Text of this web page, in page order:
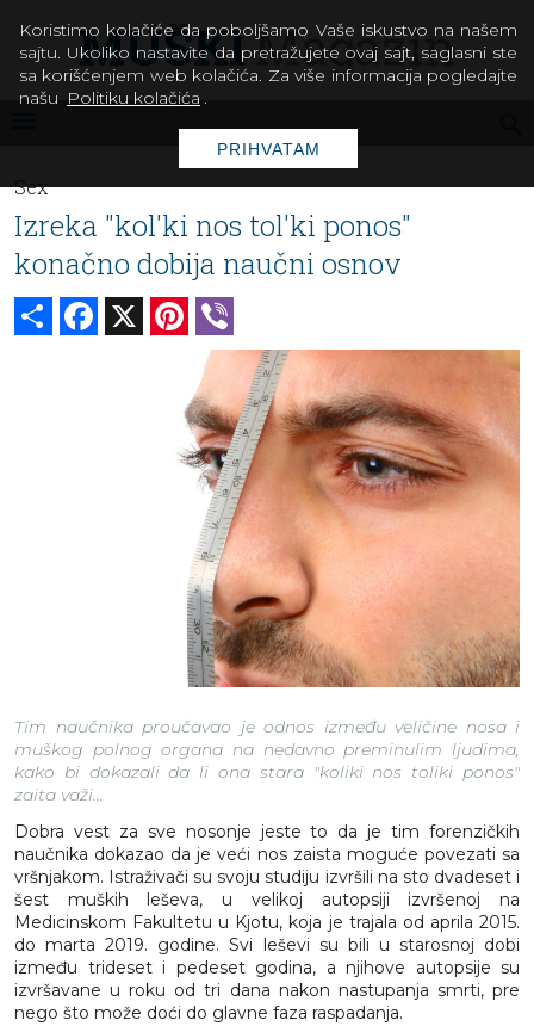
Sex
Izreka "kol'ki nos tol'ki ponos"
konačno dobija naučni osnov
Share Facebook Pinterest
Tim naučnika proučavao je odnos između veličine nosa i
muškog polnog organa na nedavno preminulim ljudima,
kako bi dokazali da li ona stara "koliki nos toliki ponos"
zaita važi...
Dobra vest za sve nosonje jeste to da je tim forenzičkih
naučnika dokazao da je veći nos zaista moguće povezati sa
vršnjakom. Istraživači su svoju studiju izvršili na sto dvadeset i
šest muških leševa, u velikoj autopsiji izvršenoj na
Medicinskom Fakultetu u Kjotu, koja je trajala od aprila 2015.
do marta 2019. godine. Svi leševi su bili u starosnoj dobi
između trideset i pedeset godina, a njihove autopsije su
izvršavane u roku od tri dana nakon nastupanja smrti, pre
nego što može doći do glavne faza raspadanja.
Koristimo kolačiće da poboljšamo Vaše iskustvo na našem
sajtu. Ukoliko nastavite da pretražujete ovaj sajt, saglasni ste
sa korišćenjem web kolačića. Za više informacija pogledajte
našu Politiku kolačića .
PRIHVATAM